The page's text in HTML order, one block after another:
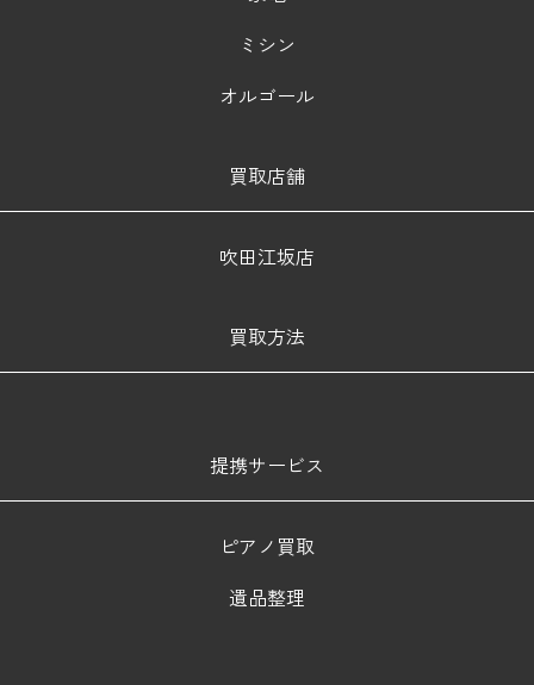
ミシン
オルゴール
買取店舗
吹田江坂店
買取方法
提携サービス
ピアノ買取
遺品整理